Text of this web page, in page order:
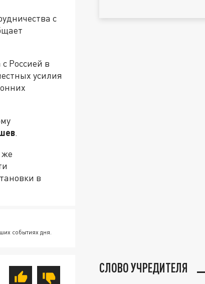
с
Россией в
усилия
.
же
в
событиях дня.
СЛОВО УЧРЕДИТЕЛЯ